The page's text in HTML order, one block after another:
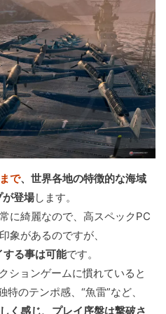
で、世界各地の特徴的な海域
が登場します。
に綺麗なので、高スペックPC
象があるのですが、
する事は可能です。
ションゲームに慣れていると
のテンポ感、“魚雷”など、
く感じ、プレイ序盤は撃破さ